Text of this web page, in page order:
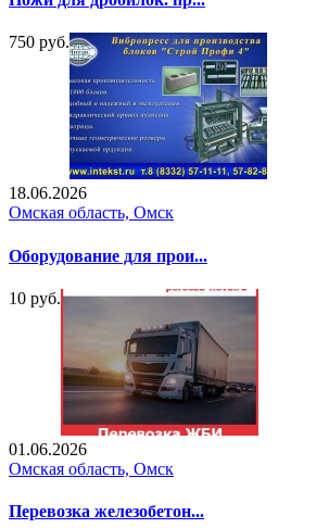
750 руб.
18.06.2026
Омская область, Омск
Оборудование для прои...
10 руб.
01.06.2026
Омская область, Омск
Перевозка железобетон...